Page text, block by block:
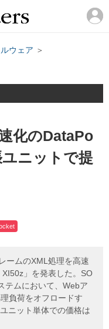
ウェア ＞
化のDataPo
ニットで提
ームのXML処理を高速
」を発表した。SO
テムにおいて、Webア
負荷をオフロードす
ニット単体での価格は